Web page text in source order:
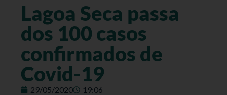
Lagoa Seca passa
dos 100 casos
confirmados de
Covid-19
29/05/2020
19:06